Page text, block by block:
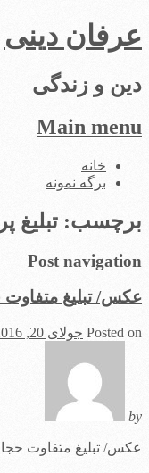
عرفان دینی
دین و زندگی
Main menu
Skip
خانه
برگه نمونه
برچسب: تبلیغ
Post navigation
عکس/ تبلیغ متفاوت
Posted on جولای 20, 2016
by
عکس/ تبلیغ متفاوت